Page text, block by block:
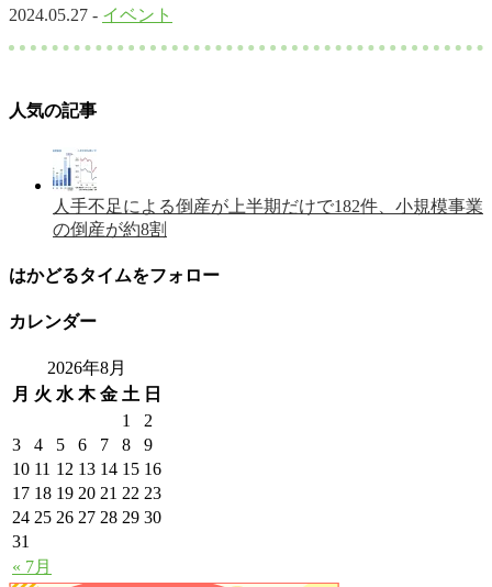
2024.05.27 - イベント
人気の記事
人手不足による倒産が上半期だけで182件、小規模事業
の倒産が約8割
はかどるタイムをフォロー
カレンダー
2026年8月
月 火 水 木 金 土 日
« 7月
1
2
3
4 5 6 7 8
9
10 11 12 13 14 15 16
17 18 19 20 21 22 23
24 25 26 27 28 29 30
31